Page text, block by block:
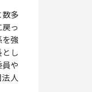
多
っ
強
し
や
人